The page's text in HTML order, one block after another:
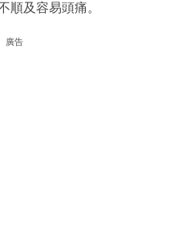
順及容易頭痛。
廣告